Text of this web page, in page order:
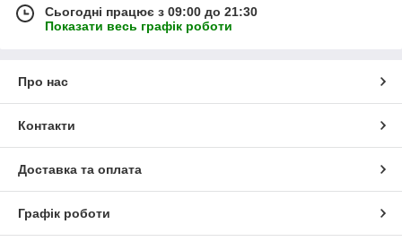
Сьогодні працює з 09:00 до 21:30
Показати весь графік роботи
Про нас
Контакти
Доставка та оплата
Графік роботи